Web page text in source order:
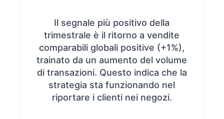
Il segnale più positivo della
trimestrale è il ritorno a vendite
comparabili globali positive (+1%),
trainato da un aumento del volume
di transazioni. Questo indica che la
strategia sta funzionando nel
riportare i clienti nei negozi.